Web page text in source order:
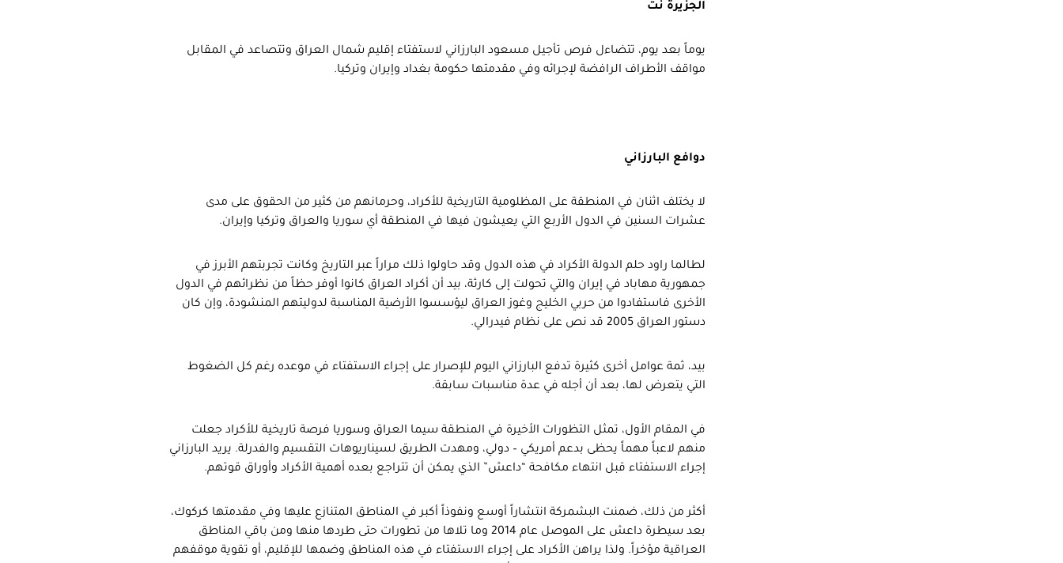
الجزيرة نت
يوماً بعد يوم، تتضاءل فرص تأجيل مسعود البارزاني لاستفتاء إقليم شمال العراق وتتصاعد في المقابل
مواقف الأطراف الرافضة لإجرائه وفي مقدمتها حكومة بغداد وإيران وتركيا.
دوافع البارزاني
لا يختلف اثنان في المنطقة على المظلومية التاريخية للأكراد، وحرمانهم من كثير من الحقوق على مدى
عشرات السنين في الدول الأربع التي يعيشون فيها في المنطقة أي سوريا والعراق وتركيا وإيران.
لطالما راود حلم الدولة الأكراد في هذه الدول وقد حاولوا ذلك مراراً عبر التاريخ وكانت تجربتهم الأبرز في
جمهورية مهاباد في إيران والتي تحولت إلى كارثة، بيد أن أكراد العراق كانوا أوفر حظاً من نظرائهم في الدول
الأخرى فاستفادوا من حربي الخليج وغوز العراق ليؤسسوا الأرضية المناسبة لدوليتهم المنشودة، وإن كان
دستور العراق 2005 قد نص على نظام فيدرالي.
بيد، ثمة عوامل أخرى كثيرة تدفع البارزاني اليوم للإصرار على إجراء الاستفتاء في موعده رغم كل الضغوط
التي يتعرض لها، بعد أن أجله في عدة مناسبات سابقة.
في المقام الأول، تمثل التظورات الأخيرة في المنطقة سيما العراق وسوريا فرصة تاريخية للأكراد جعلت
منهم لاعباً مهماً يحظى بدعم أمريكي – دولي، ومهدت الطريق لسيناريوهات التقسيم والفدرلة. يريد البارزاني
إجراء الاستفتاء قبل انتهاء مكافحة “داعش” الذي يمكن أن تتراجع بعده أهمية الأكراد وأوراق قوتهم.
أكثر من ذلك، ضمنت البشمركة انتشاراً أوسع ونفوذاً أكبر في المناطق المتنازع عليها وفي مقدمتها كركوك،
بعد سيطرة داعش على الموصل عام 2014 وما تلاها من تطورات حتى طردها منها ومن باقي المناطق
العراقية مؤخراً. ولذا يراهن الأكراد على إجراء الاستفتاء في هذه المناطق وضمها للإقليم، أو تقوية موقفهم